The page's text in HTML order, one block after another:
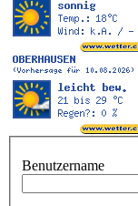
Benutzername